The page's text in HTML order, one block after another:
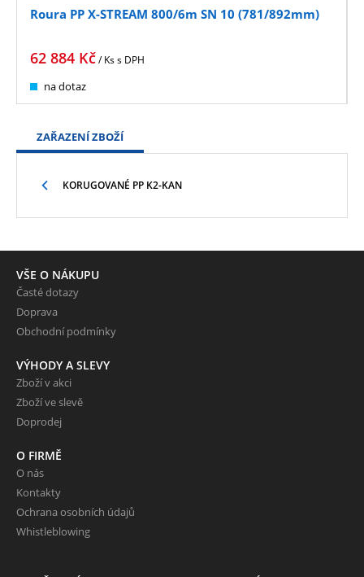
Roura PP X-STREAM 800/6m SN 10 (781/892mm)
62 884 Kč/ Kss DPH
na dotaz
ZAŘAZENÍ ZBOŽÍ
KORUGOVANÉ PP K2-KAN
VŠE O NÁKUPU
Časté dotazy
Doprava
Obchodní podmínky
VÝHODY A SLEVY
Zboží v akci
Zboží ve slevě
Doprodej
O FIRMĚ
O nás
Kontakty
Ochrana osobních údajů
Whistleblowing